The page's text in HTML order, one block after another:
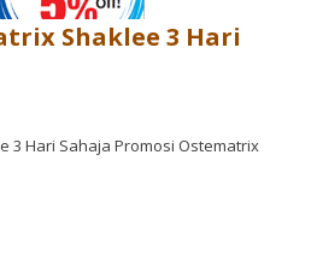
Shaklee 3 Hari
3 Hari Sahaja Promosi Ostematrix